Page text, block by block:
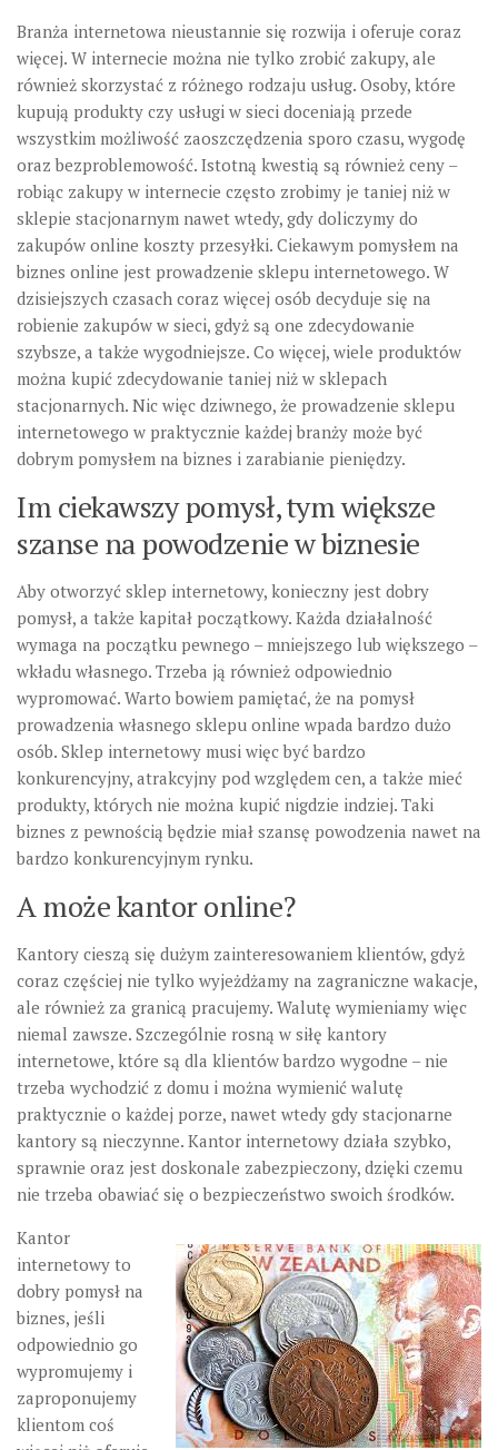
Branża internetowa nieustannie się rozwija i oferuje coraz
więcej. W internecie można nie tylko zrobić zakupy, ale
również skorzystać z różnego rodzaju usług. Osoby, które
kupują produkty czy usługi w sieci doceniają przede
wszystkim możliwość zaoszczędzenia sporo czasu, wygodę
oraz bezproblemowość. Istotną kwestią są również ceny –
robiąc zakupy w internecie często zrobimy je taniej niż w
sklepie stacjonarnym nawet wtedy, gdy doliczymy do
zakupów online koszty przesyłki. Ciekawym pomysłem na
biznes online jest prowadzenie sklepu internetowego. W
dzisiejszych czasach coraz więcej osób decyduje się na
robienie zakupów w sieci, gdyż są one zdecydowanie
szybsze, a także wygodniejsze. Co więcej, wiele produktów
można kupić zdecydowanie taniej niż w sklepach
stacjonarnych. Nic więc dziwnego, że prowadzenie sklepu
internetowego w praktycznie każdej branży może być
dobrym pomysłem na biznes i zarabianie pieniędzy.
Im ciekawszy pomysł, tym większe
szanse na powodzenie w biznesie
Aby otworzyć sklep internetowy, konieczny jest dobry
pomysł, a także kapitał początkowy. Każda działalność
wymaga na początku pewnego – mniejszego lub większego –
wkładu własnego. Trzeba ją również odpowiednio
wypromować. Warto bowiem pamiętać, że na pomysł
prowadzenia własnego sklepu online wpada bardzo dużo
osób. Sklep internetowy musi więc być bardzo
konkurencyjny, atrakcyjny pod względem cen, a także mieć
produkty, których nie można kupić nigdzie indziej. Taki
biznes z pewnością będzie miał szansę powodzenia nawet na
bardzo konkurencyjnym rynku.
A może kantor online?
Kantory cieszą się dużym zainteresowaniem klientów, gdyż
coraz częściej nie tylko wyjeżdżamy na zagraniczne wakacje,
ale również za granicą pracujemy. Walutę wymieniamy więc
niemal zawsze. Szczególnie rosną w siłę kantory
internetowe, które są dla klientów bardzo wygodne – nie
trzeba wychodzić z domu i można wymienić walutę
praktycznie o każdej porze, nawet wtedy gdy stacjonarne
kantory są nieczynne. Kantor internetowy działa szybko,
sprawnie oraz jest doskonale zabezpieczony, dzięki czemu
nie trzeba obawiać się o bezpieczeństwo swoich środków.
Kantor
internetowy to
dobry pomysł na
biznes, jeśli
odpowiednio go
wypromujemy i
zaproponujemy
klientom coś